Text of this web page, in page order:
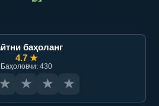
баҳоланг
4.7 ★
Баҳоловчи: 430
★ ★ ★ ★